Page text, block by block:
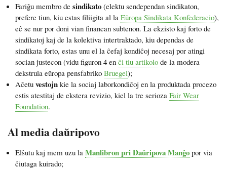
Fariĝu membro de sindikato (elektu sendependan sindikaton,
prefere tiun, kiu estas filiigita al la Eŭropa Sindikata Konfederacio),
eĉ se nur por doni vian financan subtenon. La ekzisto kaj forto de
sindikatoj kaj de la kolektiva intertraktado, kiu dependas de
sindikata forto, estas unu el la ĉefaj kondiĉoj necesaj por atingi
socian justecon (vidu figuron 4 en ĉi tiu artikolo de la modera
dekstrula eŭropa pensfabriko Bruegel);
Aĉetu vestojn kie la sociaj laborkondiĉoj en la produktada procezo
estis atestitaj de ekstera revizio, kiel la tre serioza Fair Wear
Foundation.
Al media daŭripovo
Elŝutu kaj mem uzu la Manlibron pri Daŭripova Manĝo por via
ĉiutaga kuirado;